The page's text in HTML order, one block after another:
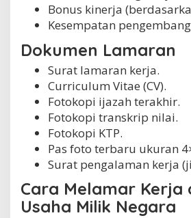
Bonus kinerja
Kesempatan
Dokumen Lamaran
Surat lamaran kerja.
Curriculum Vitae (CV).
Fotokopi ijazah terakhir.
Fotokopi transkrip nilai.
Fotokopi KTP.
Pas foto terbaru ukuran
Surat pengalaman kerja
Cara Melamar Kerja
Usaha Milik Negara